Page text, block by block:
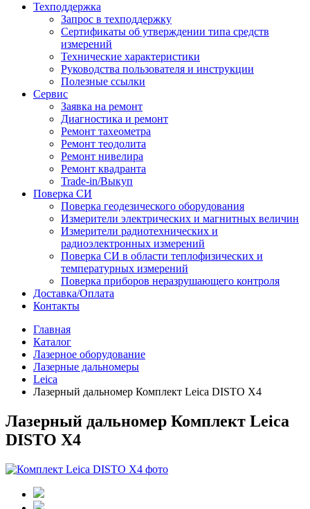
Техподдержка
Запрос в техподдержку
Сертификаты об утверждении типа средств
измерений
Технические характеристики
Руководства пользователя и инструкции
Полезные ссылки
Сервис
Заявка на ремонт
Диагностика и ремонт
Ремонт тахеометра
Ремонт теодолита
Ремонт нивелира
Ремонт квадранта
Trade-in/Выкуп
Поверка СИ
Поверка геодезического оборудования
Измерители электрических и магнитных величин
Измерители радиотехнических и
радиоэлектронных измерений
Поверка СИ в области теплофизических и
температурных измерений
Поверка приборов неразрушающего контроля
Доставка/Оплата
Контакты
Главная
Каталог
Лазерное оборудование
Лазерные дальномеры
Leica
Лазерный дальномер Комплект Leica DISTO X4
Лазерный дальномер Комплект Leica
DISTO X4